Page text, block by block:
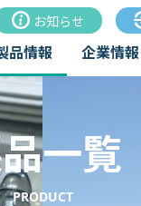
お知らせ
品情報 企業情報
一覧
PRODUCT